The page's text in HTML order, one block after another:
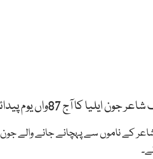
آج 87واں یوم پیدائش منایا جا رہا ہے۔